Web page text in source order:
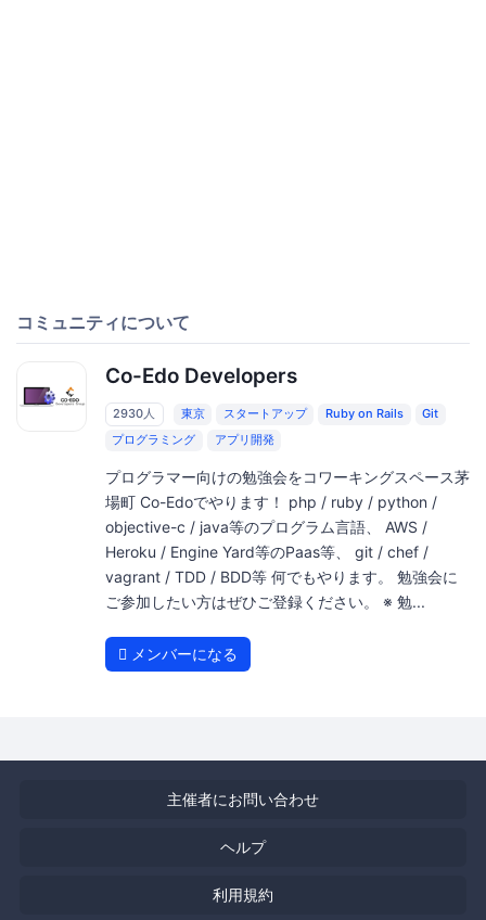
コミュニティについて
Co-Edo Developers
2930人 東京 スタートアップ Ruby on Rails
Git
プログラミング
アプリ開発
プログラマー向けの勉強会をコワーキングスペース茅
場町 Co-Edoでやります！ php / ruby / python /
objective-c / java等のプログラム言語、 AWS /
Heroku / Engine Yard等のPaas等、 git / chef /
vagrant / TDD / BDD等 何でもやります。 勉強会に
ご参加したい方はぜひご登録ください。 ※ 勉...
メンバーになる
主催者にお問い合わせ
ヘルプ
利用規約